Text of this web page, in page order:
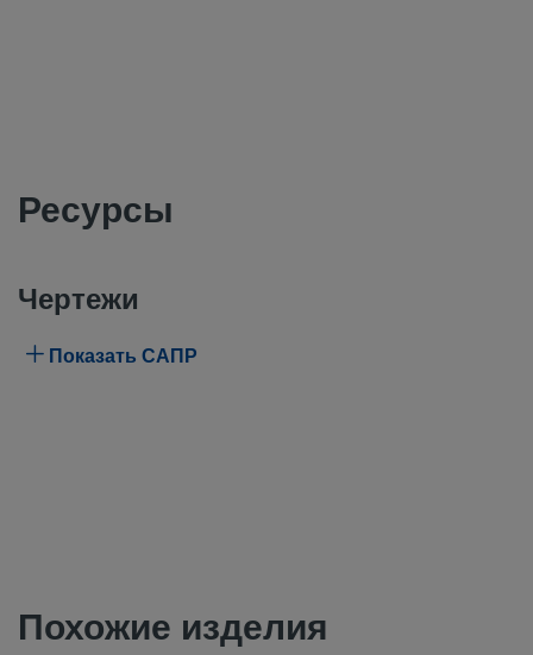
Ресурсы
Чертежи
Показать САПР
Похожие изделия